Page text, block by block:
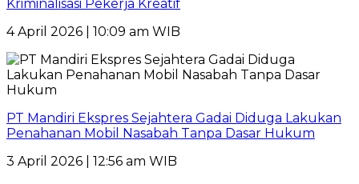
Kriminalisasi Pekerja Kreatif
4 April 2026 | 10:09 am WIB
PT Mandiri Ekspres Sejahtera Gadai Diduga Lakukan
Penahanan Mobil Nasabah Tanpa Dasar Hukum
3 April 2026 | 12:56 am WIB